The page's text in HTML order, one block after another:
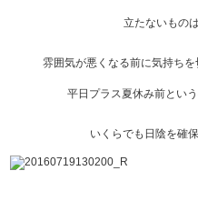
立たないもの
雰囲気が悪くなる前に気持ちを
平日プラス夏休み前とい
いくらでも日陰を確